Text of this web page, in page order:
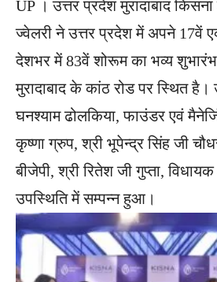
UP । उत्तर प्रदेश मुरादाबाद
ज्वेलरी ने उत्तर प्रदेश में अपने 17वें
देशभर में 83वें शोरूम का भव्य
मुरादाबाद के कांठ रोड पर स्थित है।
घनश्याम ढोलकिया, फाउंडर एवं
कृष्णा ग्रुप, श्री भूपेन्द्र सिंह जी
बीजेपी, श्री रितेश जी गुप्ता, विधायक
उपस्थिति में सम्पन्न हुआ।